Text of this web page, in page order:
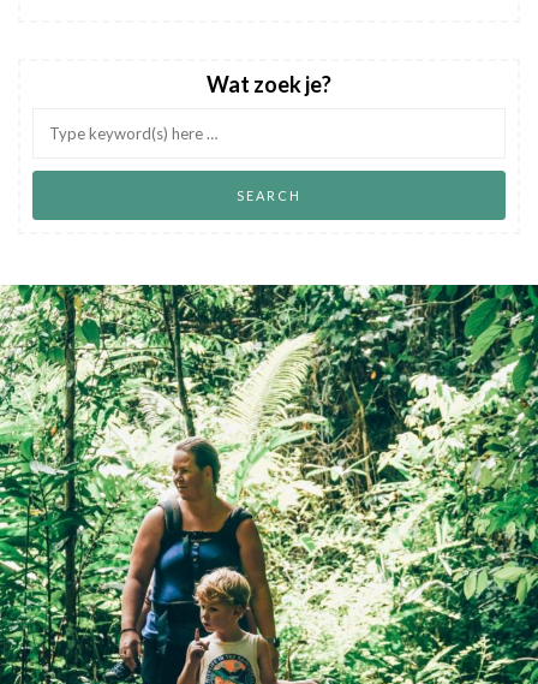
Wat zoek je?